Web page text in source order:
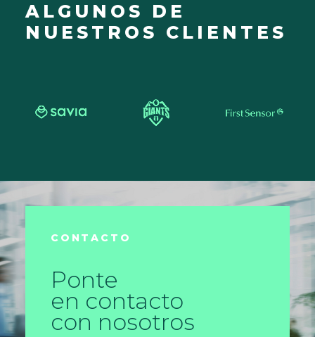
ALGUNOS DE
NUESTROS CLIENTES
CONTACTO
Ponte
en contacto
con nosotros